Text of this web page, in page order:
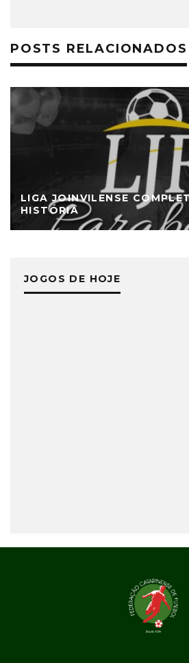
POSTS RELACIONADOS
LIGA JOINVILENSE
HISTÓRIA
JOGOS DE HOJE